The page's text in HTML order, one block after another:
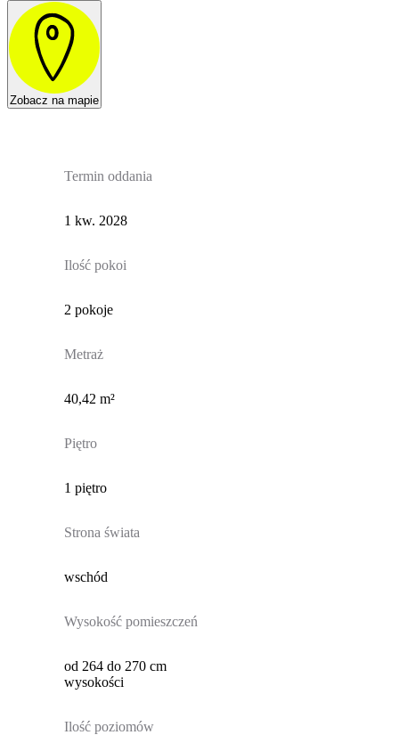
Zobacz na mapie
Termin oddania
1 kw. 2028
Ilość pokoi
2 pokoje
Metraż
40,42 m²
Piętro
1 piętro
Strona świata
wschód
Wysokość pomieszczeń
od 264 do 270 cm
wysokości
Ilość poziomów